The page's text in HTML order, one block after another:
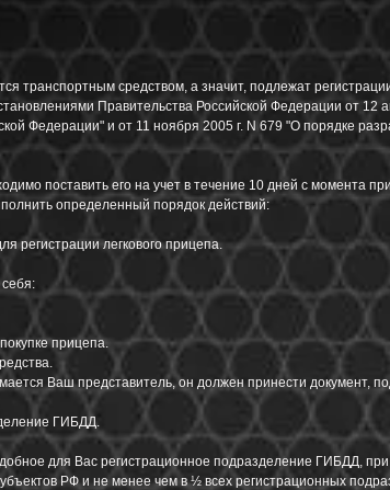
транспортным средством, а значит, подлежат
Правительства Российской Федерации от 12
Федерации" и от 11 ноября 2005 г. N 679 "О порядке
поставить его на учет в течение 10 дней с момента
определенный порядок действий:
регистрации легкового прицепа.
прицепа.
Ваш представитель, он должен принести документ,
ГИБДД.
для Вас регистрационное подразделение ГИБДД,
РФ и не менее чем в ½ всех регистрационных